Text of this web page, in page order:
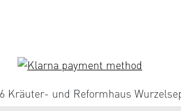
Kräuter- und Reformhaus